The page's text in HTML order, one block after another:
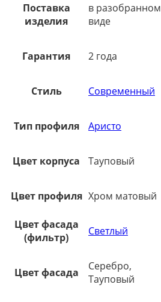
Поставка
изделия
в разобранном
виде
Гарантия 2 года
Стиль Современный
Тип профиля Аристо
Цвет корпуса Тауповый
Цвет профиля Хром матовый
Цвет фасада
(фильтр)
Светлый
Цвет фасада
Серебро,
Тауповый